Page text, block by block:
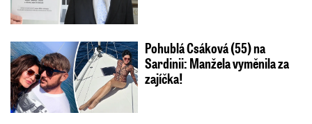
Pohublá Csáková (55) na
Sardinii: Manžela vyměnila za
zajíčka!